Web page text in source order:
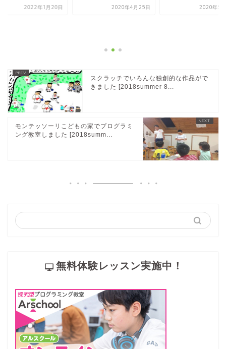
2022年1月20日 2020年4月25日 2020年5
スクラッチでいろんな独創的な作品がで
きました [2018summer 8...
モンテッソーリこどもの家でプログラミ
ング教室しました [2018summ...
無料体験レッスン実施中！